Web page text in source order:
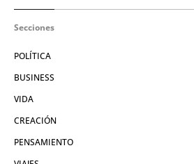
Secciones
POLÍTICA
BUSINESS
VIDA
CREACIÓN
PENSAMIENTO